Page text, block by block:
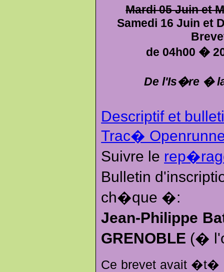
Mardi 05 Juin et
Samedi 16 Juin et
de 04h00 �
De l'Is�re �
Descriptif et
Trac�
Suivre le
Bulletin
ch�que �:
Jean-Philippe
GRENOBLE (�
Ce brevet avait �t�